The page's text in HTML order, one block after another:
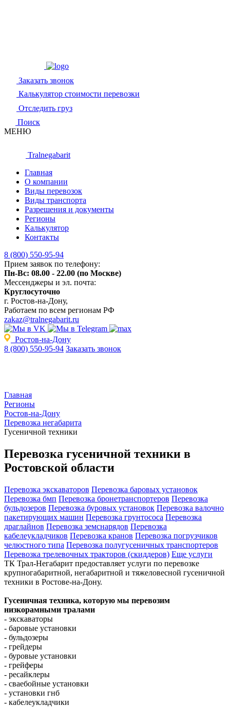
Заказать звонок
Калькулятор стоимости перевозки
Отследить груз
Поиск
МЕНЮ
Tralnegabarit
Главная
О компании
Виды перевозок
Виды транспорта
Разрешения и документы
Регионы
Калькулятор
Контакты
8 (800) 550-95-94
Прием заявок по телефону:
Пн-Вс: 08.00 - 22.00 (по Москве)
Мессенджеры и эл. почта:
Круглосуточно
г. Ростов-на-Дону,
Работаем по всем регионам РФ
zakaz@tralnegabarit.ru
Ростов-на-Дону
8 (800) 550-95-94 Заказать звонок
Главная
Регионы
Ростов-на-Дону
Перевозка негабарита
Гусеничной техники
Перевозка гусеничной техники в
Ростовской области
Перевозка экскаваторов Перевозка баровых установок
Перевозка бмп Перевозка бронетранспортеров Перевозка
бульдозеров Перевозка буровых установок Перевозка валочно
пакетирующих машин Перевозка грунтососа Перевозка
драглайнов Перевозка земснарядов Перевозка
кабелеукладчиков Перевозка кранов Перевозка погрузчиков
челюстного типа Перевозка полугусеничных транспортеров
Перевозка трелевочных тракторов (скиддеров) Еще услуги
ТК Трал-Негабарит предоставляет услуги по перевозке
крупногабаритной, негабаритной и тяжеловесной гусеничной
техники в Ростове-на-Дону.
Гусеничная техника, которую мы перевозим
низкорамными тралами
- экскаваторы
- баровые установки
- бульдозеры
- грейдеры
- буровые установки
- грейферы
- ресайклеры
- сваебойные установки
- установки гнб
- кабелеукладчики